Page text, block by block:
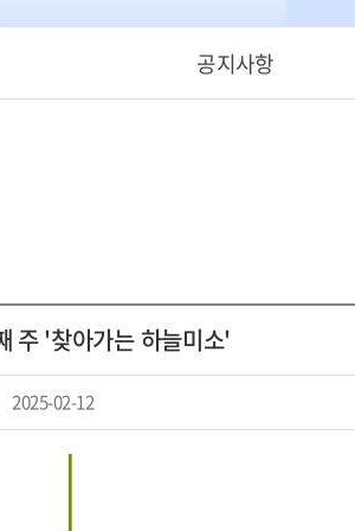
공지사항
주 '찾아가는 하늘미소'
2025-02-12